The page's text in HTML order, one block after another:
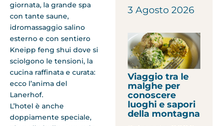
giornata, la grande spa
con tante saune,
idromassaggio salino
esterno e con sentiero
Kneipp feng shui dove si
sciolgono le tensioni, la
cucina raffinata e curata:
ecco l’anima del
Lanerhof.
L’hotel è anche
doppiamente speciale,
3 Agosto 2026
Viaggio tra le
malghe per
conoscere
luoghi e sapori
della montagna